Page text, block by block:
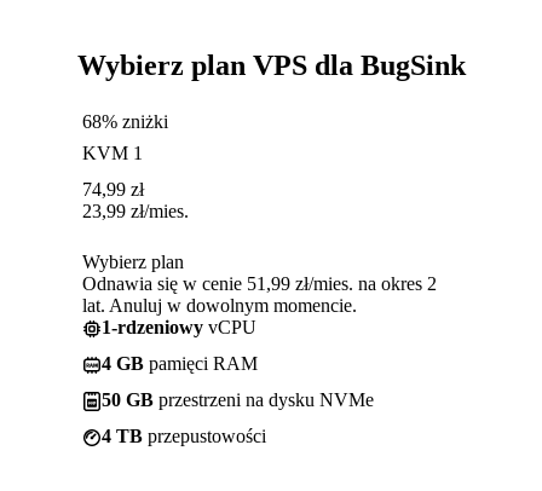
Wybierz plan VPS dla BugSink
68% zniżki
KVM 1
74,99 zł
23,99 zł/mies.
Wybierz plan
Odnawia się w cenie 51,99 zł/mies. na okres 2
lat. Anuluj w dowolnym momencie.
1-rdzeniowy vCPU
4 GB pamięci RAM
50 GB przestrzeni na dysku NVMe
4 TB przepustowości